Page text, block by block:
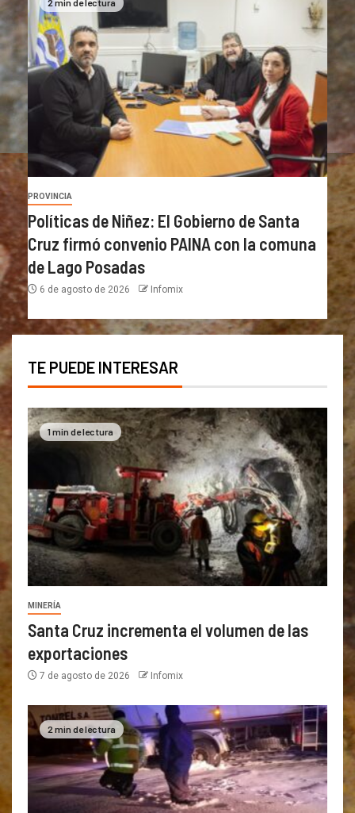
2 min de lectura
PROVINCIA
Políticas de Niñez: El Gobierno de Santa
Cruz firmó convenio PAINA con la comuna
de Lago Posadas
6 de agosto de 2026 Infomix
TE PUEDE INTERESAR
1 min de lectura
MINERÍA
Santa Cruz incrementa el volumen de las
exportaciones
7 de agosto de 2026 Infomix
2 min de lectura